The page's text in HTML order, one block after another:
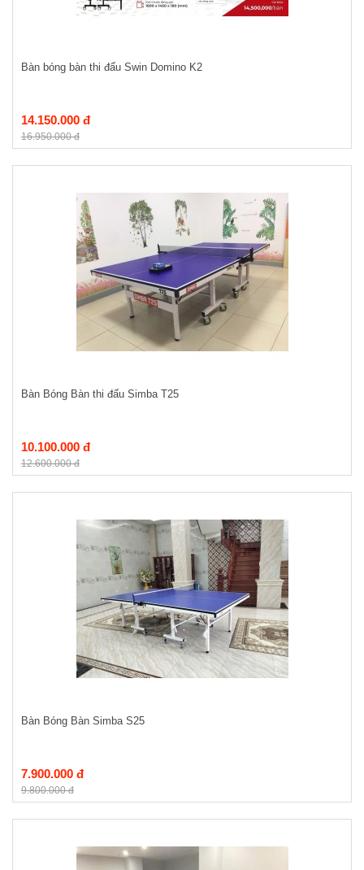
Bàn bóng bàn thi đấu Swin Domino K2
14.150.000 đ
16.950.000 đ
Bàn Bóng Bàn thi đấu Simba T25
10.100.000 đ
12.600.000 đ
Bàn Bóng Bàn Simba S25
7.900.000 đ
9.800.000 đ